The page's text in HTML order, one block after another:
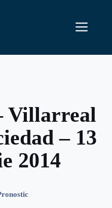
Villarreal
– 13
2014